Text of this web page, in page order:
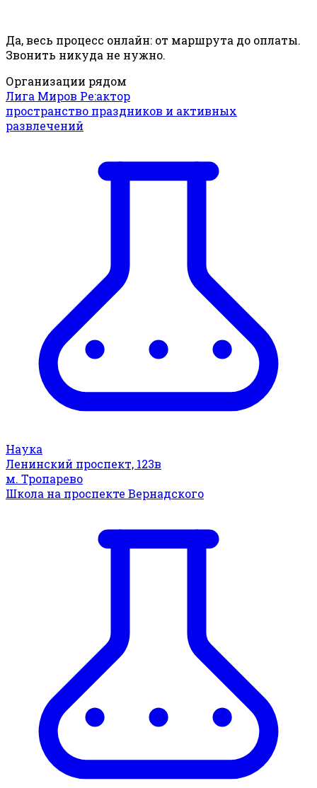
Да, весь процесс онлайн: от маршрута до оплаты.
Звонить никуда не нужно.
Организации рядом
Лига Миров Ре:актор
пространство праздников и активных
развлечений
Наука
Ленинский проспект, 123в
м. Тропарево
Школа на проспекте Вернадского